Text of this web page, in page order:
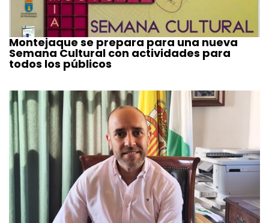
Montejaque se prepara para una nueva
Semana Cultural con actividades para
todos los públicos